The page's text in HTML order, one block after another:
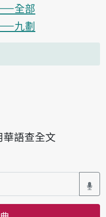
全部
九劃
華語查全文